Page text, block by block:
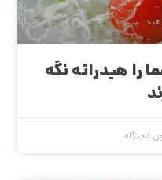
را هیدراته نگه
دیدگاه